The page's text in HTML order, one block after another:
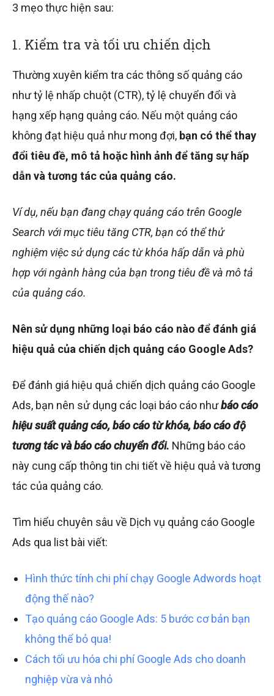
3 mẹo thực hiện sau:
1. Kiểm tra và tối ưu chiến dịch
Thường xuyên kiểm tra các thông số quảng cáo
như tỷ lệ nhấp chuột (CTR), tỷ lệ chuyển đổi và
hạng xếp hạng quảng cáo. Nếu một quảng cáo
không đạt hiệu quả như mong đợi, bạn có thể thay
đổi tiêu đề, mô tả hoặc hình ảnh để tăng sự hấp
dẫn và tương tác của quảng cáo.
Ví dụ, nếu bạn đang chạy quảng cáo trên Google
Search với mục tiêu tăng CTR, bạn có thể thử
nghiệm việc sử dụng các từ khóa hấp dẫn và phù
hợp với ngành hàng của bạn trong tiêu đề và mô tả
của quảng cáo.
Nên sử dụng những loại báo cáo nào để đánh giá
hiệu quả của chiến dịch quảng cáo Google Ads?
Để đánh giá hiệu quả chiến dịch quảng cáo Google
Ads, bạn nên sử dụng các loại báo cáo nhưbáo cáo
hiệu suất quảng cáo, báo cáo từ khóa, báo cáo độ
tương tác và báo cáo chuyển đổi. Những báo cáo
này cung cấp thông tin chi tiết về hiệu quả và tương
tác của quảng cáo.
Tìm hiểu chuyên sâu về Dịch vụ quảng cáo Google
Ads qua list bài viết:
Hình thức tính chi phí chạy Google Adwords hoạt
động thế nào?
Tạo quảng cáo Google Ads: 5 bước cơ bản bạn
không thể bỏ qua!
Cách tối ưu hóa chi phí Google Ads cho doanh
nghiệp vừa và nhỏ